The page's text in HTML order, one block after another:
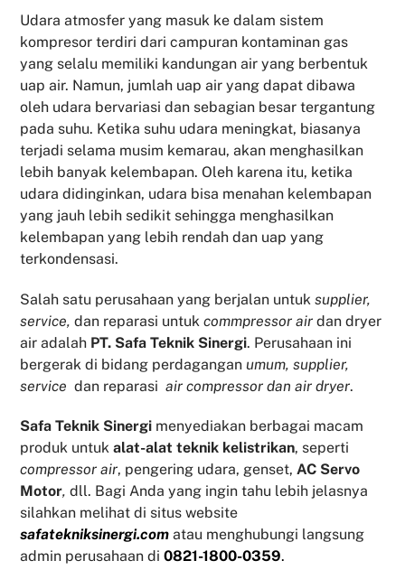
Udara atmosfer yang masuk ke dalam sistem
kompresor terdiri dari campuran kontaminan gas
yang selalu memiliki kandungan air yang berbentuk
uap air. Namun, jumlah uap air yang dapat dibawa
oleh udara bervariasi dan sebagian besar tergantung
pada suhu. Ketika suhu udara meningkat, biasanya
terjadi selama musim kemarau, akan menghasilkan
lebih banyak kelembapan. Oleh karena itu, ketika
udara didinginkan, udara bisa menahan kelembapan
yang jauh lebih sedikit sehingga menghasilkan
kelembapan yang lebih rendah dan uap yang
terkondensasi.
Salah satu perusahaan yang berjalan untuksupplier,
service, dan reparasi untukcommpressor air dan dryer
air adalah PT. Safa Teknik Sinergi. Perusahaan ini
bergerak di bidang perdaganganumum, supplier,
service dan reparasiair compressor dan air dryer.
Safa Teknik Sinergi menyediakan berbagai macam
produk untukalat-alat teknik kelistrikan, seperti
compressor air, pengering udara, genset,AC Servo
Motor, dll. Bagi Anda yang ingin tahu lebih jelasnya
silahkan melihat di situs website
safatekniksinergi.com atau menghubungi langsung
admin perusahaan di0821-1800-0359.